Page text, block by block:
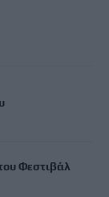
Φεστιβάλ